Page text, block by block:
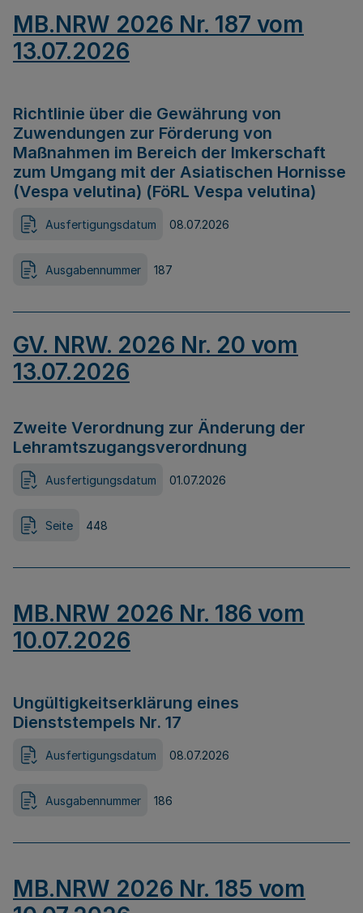
MB.NRW 2026 Nr. 187 vom
13.07.2026
Richtlinie über die Gewährung von
Zuwendungen zur Förderung von
Maßnahmen im Bereich der Imkerschaft
zum Umgang mit der Asiatischen Hornisse
(Vespa velutina) (FöRL Vespa velutina)
Ausfertigungsdatum 08.07.2026
Ausgabennummer 187
GV. NRW. 2026 Nr. 20 vom
13.07.2026
Zweite Verordnung zur Änderung der
Lehramtszugangsverordnung
Ausfertigungsdatum 01.07.2026
Seite 448
MB.NRW 2026 Nr. 186 vom
10.07.2026
Ungültigkeitserklärung eines
Dienststempels Nr. 17
Ausfertigungsdatum 08.07.2026
Ausgabennummer 186
MB.NRW 2026 Nr. 185 vom